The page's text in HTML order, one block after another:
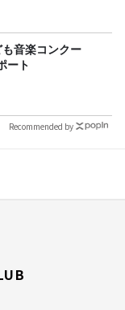
音楽コンクー
ート
Recommended by